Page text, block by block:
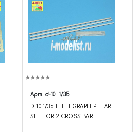
Арт. d-10 1/35
D-10 1/35 TELLEGRAPH-PILLAR
SET FOR 2 CROSS BAR